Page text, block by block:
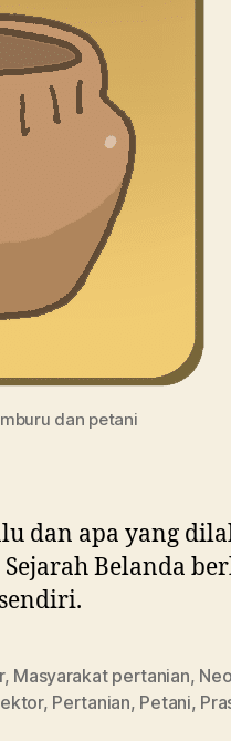
dan petani
dan apa yang
Belanda
, Masyarakat pertanian,
, Pertanian, Petani,